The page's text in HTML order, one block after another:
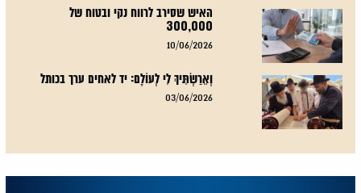
האיש שסירב לרווח נקי ובטוח של
300,000
10/06/2026
וְאֵרַשְׂתִּיךְ לִי לְעוֹלָם: יד לאחים ערך בכותל
03/06/2026